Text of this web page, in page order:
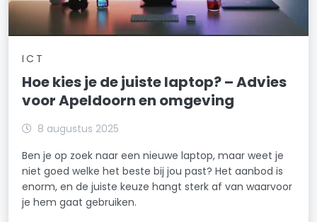
ICT
Hoe kies je de juiste laptop? – Advies
voor Apeldoorn en omgeving
8 augustus 2025
Ben je op zoek naar een nieuwe laptop, maar weet je
niet goed welke het beste bij jou past? Het aanbod is
enorm, en de juiste keuze hangt sterk af van waarvoor
je hem gaat gebruiken.